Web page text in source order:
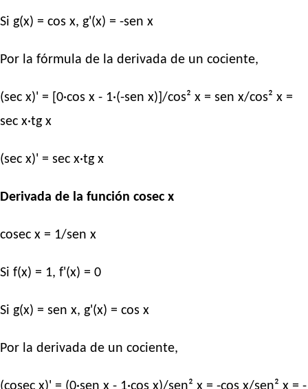
Si g(x) = cos x, g'(x) = -sen x
Por la fórmula de la derivada de un cociente,
(sec x)' = [0·cos x - 1·(-sen x)]/cos² x = sen x/cos² x =
sec x·tg x
(sec x)' = sec x·tg x
Derivada de la función cosec x
cosec x = 1/sen x
Si f(x) = 1, f'(x) = 0
Si g(x) = sen x, g'(x) = cos x
Por la derivada de un cociente,